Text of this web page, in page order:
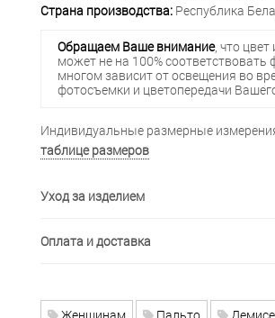
Страна производства: Республика
Обращаем Ваше внимание, что цвет
может не на 100% соответствовать
многом зависит от освещения во
фотосъемки и цветопередачи
Индивидуальные размерные
таблице размеров
Уход за изделием
Оплата и доставка